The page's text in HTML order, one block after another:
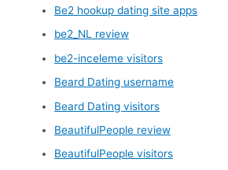
Be2 hookup dating site apps
be2_NL review
be2-inceleme visitors
Beard Dating username
Beard Dating visitors
BeautifulPeople review
BeautifulPeople visitors